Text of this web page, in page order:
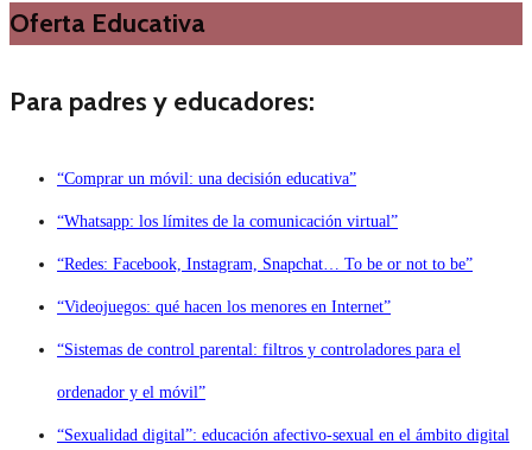
Oferta Educativa
Para padres y educadores:
“Comprar un móvil: una decisión educativa”
“Whatsapp: los límites de la comunicación virtual”
“Redes: Facebook, Instagram, Snapchat… To be or not to be”
“Videojuegos: qué hacen los menores en Internet”
“Sistemas de control parental: filtros y controladores para el
ordenador y el móvil”
“Sexualidad digital”: educación afectivo-sexual en el ámbito digital